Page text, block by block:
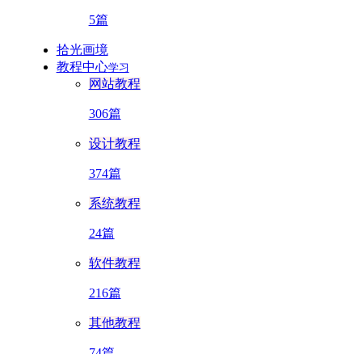
5篇
拾光画境
教程中心学习
网站教程
306篇
设计教程
374篇
系统教程
24篇
软件教程
216篇
其他教程